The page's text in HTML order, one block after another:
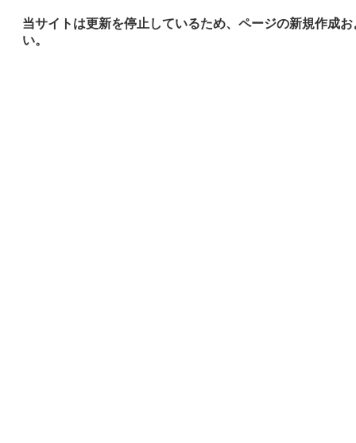
当サイトは更新を停止しているため、ページの新規作成
い。